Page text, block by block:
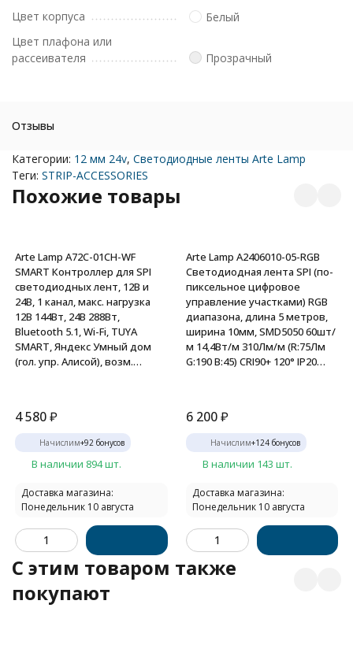
Цвет корпуса
Белый
Цвет плафона или
рассеивателя
Прозрачный
Отзывы
Категории: 12 мм 24v, Светодиодные ленты Arte Lamp
Теги: STRIP-ACCESSORIES
Похожие товары
Arte Lamp A72C-01CH-WF
SMART Контроллер для SPI
светодиодных лент, 12В и
24В, 1 канал, макс. нагрузка
12В 144Вт, 24В 288Вт,
Bluetooth 5.1, Wi-Fi, TUYA
SMART, Яндекс Умный дом
(гол. упр. Алисой), возм.
4 580₽
Начислим+92 бонусов
В наличии 894 шт.
Доставка магазина:
Понедельник 10 августа
Arte Lamp A2406010-05-RGB
Светодиодная лента SPI (по-
пиксельное цифровое
управление участками) RGB
диапазона, длина 5 метров,
ширина 10мм, SMD5050 60шт/
м 14,4Вт/м 310Лм/м (R:75Лм
G:190 B:45) CRI90+ 120° IP20
6 200 ₽
Начислим+124бонусов
В наличии 143 шт.
Доставка магазина:
Понедельник 10 августа
C этим товаром также
покупают